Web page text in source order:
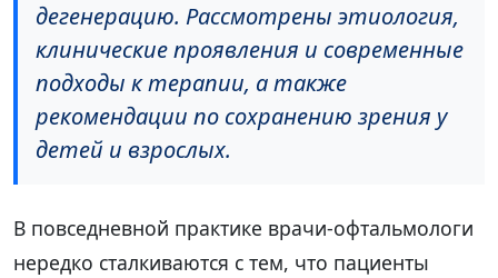
дегенерацию. Рассмотрены этиология,
клинические проявления и современные
подходы к терапии, а также
рекомендации по сохранению зрения у
детей и взрослых.
В повседневной практике врачи-офтальмологи
нередко сталкиваются с тем, что пациенты